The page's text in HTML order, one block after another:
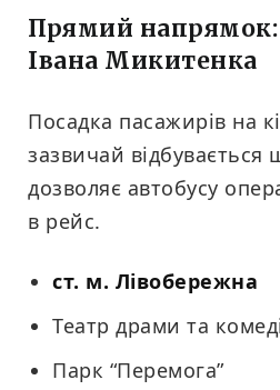
Прямий напрямок:
Івана Микитенка
Посадка пасажирів на
зазвичай
дозволяє автобусу
в рейс.
ст. м. Лівобережна
Театр драми та
Парк “Перемога”